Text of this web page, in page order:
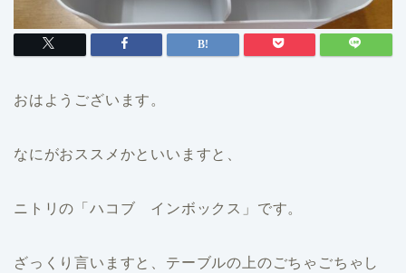
おはようございます。
なにがおススメかといいますと、
ニトリの「ハコブ インボックス」です。
ざっくり言いますと、テーブルの上のごちゃごちゃし